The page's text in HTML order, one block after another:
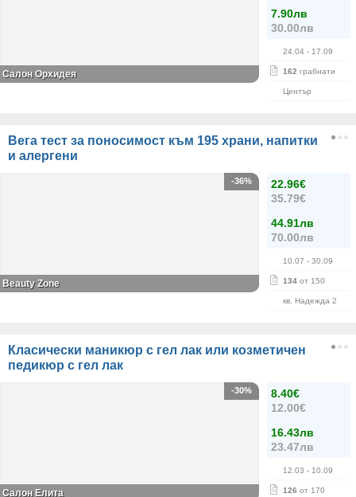
7.90лв
30.00лв
24.04 - 17.09
162 грабнати
Център
Салон Орхидея
Вега тест за поносимост към 195 храни, напитки
и алергени
22.96€
35.79€
44.91лв
70.00лв
10.07 - 30.09
134 от 150
кв. Надежда 2
-36%
Beauty Zone
Класически маникюр с гел лак или козметичен
педикюр с гел лак
8.40€
12.00€
16.43лв
23.47лв
12.03 - 10.09
126 от 170
-30%
Салон Елита